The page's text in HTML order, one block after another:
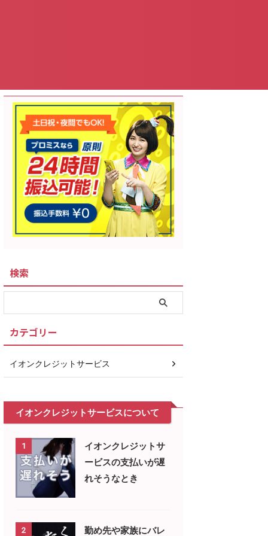
検索
カテゴリー
イオンクレジットサービス
イオンクレジットサービスについて
1
イオンクレジットサ
ービスの支払いが遅
れそうなとき
2 勤め先や家族にバレ